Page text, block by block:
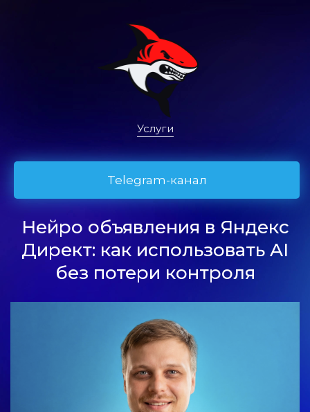
Услуги
Telegram-канал
Нейро объявления в Яндекс
Директ: как использовать AI
без потери контроля